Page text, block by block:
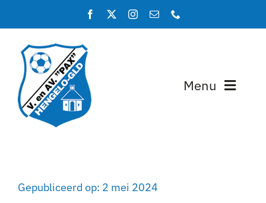
naar
inhoud
Menu
Teams
Gepubliceerd op: 2 mei 2024